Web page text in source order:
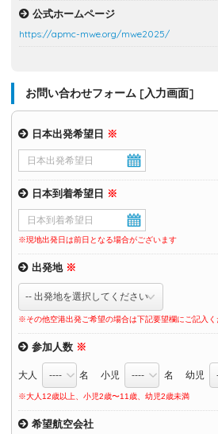
公式ホームページ
https://apmc-mwe.org/mwe2025/
お問い合わせフォーム [入力画面]
日本出発希望日 ※
日本到着希望日 ※
※現地出発日は前日となる場合がございます
出発地 ※
※その他空港出発ご希望の場合は下記要望欄にご記入く
参加人数 ※
大人 名 小児 名 幼児
※大人12歳以上、小児2歳〜11歳、幼児2歳未満
希望航空会社